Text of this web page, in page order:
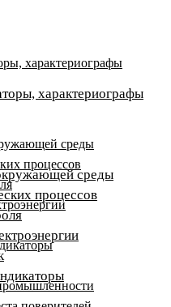
характериографы
среды
процессов
характериографы
среды
процессов